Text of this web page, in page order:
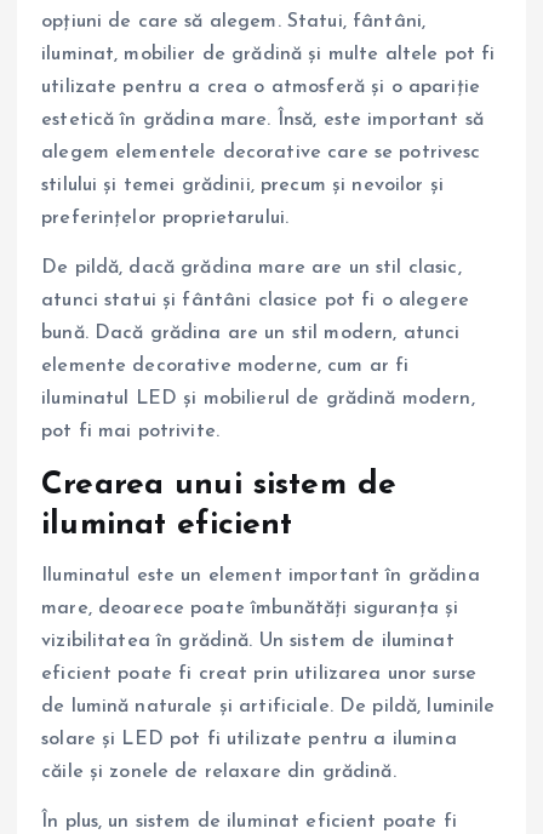
opțiuni de care să alegem. Statui, fântâni,
iluminat, mobilier de grădină și multe altele pot fi
utilizate pentru a crea o atmosferă și o apariție
estetică în grădina mare. Însă, este important să
alegem elementele decorative care se potrivesc
stilului și temei grădinii, precum și nevoilor și
preferințelor proprietarului.
De pildă, dacă grădina mare are un stil clasic,
atunci statui și fântâni clasice pot fi o alegere
bună. Dacă grădina are un stil modern, atunci
elemente decorative moderne, cum ar fi
iluminatul LED și mobilierul de grădină modern,
pot fi mai potrivite.
Crearea unui sistem de
iluminat eficient
Iluminatul este un element important în grădina
mare, deoarece poate îmbunătăți siguranța și
vizibilitatea în grădină. Un sistem de iluminat
eficient poate fi creat prin utilizarea unor surse
de lumină naturale și artificiale. De pildă, luminile
solare și LED pot fi utilizate pentru a ilumina
căile și zonele de relaxare din grădină.
În plus, un sistem de iluminat eficient poate fi